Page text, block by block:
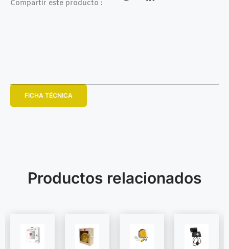
Compartir este producto :
FICHA TÉCNICA
Productos relacionados